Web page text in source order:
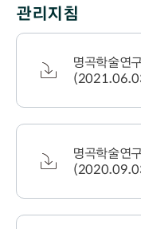
관리지침
명곡학술연
명곡학술연